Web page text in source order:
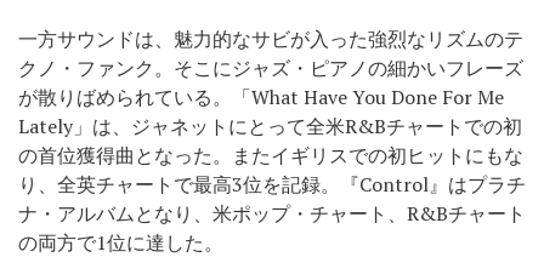
一方サウンドは、魅力的なサビが入った強烈なリズムのテ
クノ・ファンク。そこにジャズ・ピアノの細かいフレーズ
が散りばめられている。「What Have You Done For Me
Lately」は、ジャネットにとって全米R&Bチャートでの初
の首位獲得曲となった。またイギリスでの初ヒットにもな
り、全英チャートで最高3位を記録。『Control』はプラチ
ナ・アルバムとなり、米ポップ・チャート、R&Bチャート
の両方で1位に達した。